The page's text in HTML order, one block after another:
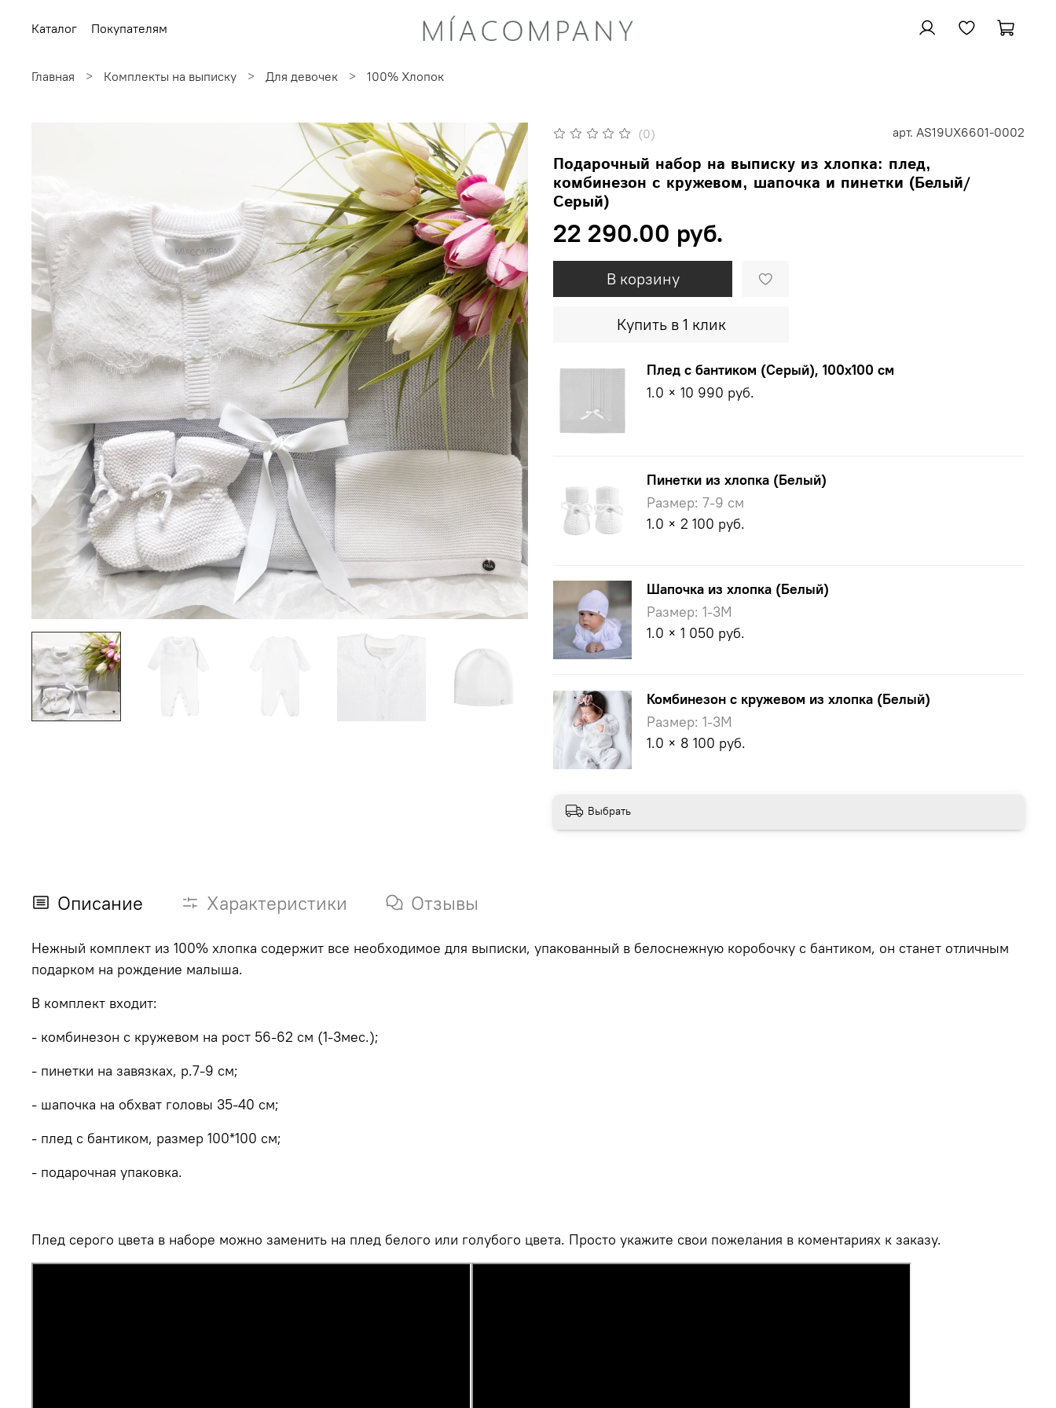
Каталог Покупателям
Главная Комплекты на выписку Для девочек 100% Хлопок
(0) арт. AS19UX6601-0002
Подарочный набор на выписку из хлопка: плед,
комбинезон с кружевом, шапочка и пинетки (Белый/
Серый)
22 290.00 руб.
В корзину
Купить в 1 клик
Плед с бантиком (Серый), 100х100 см
1.0 × 10 990 руб.
Пинетки из хлопка (Белый)
Размер: 7-9 см
1.0 × 2 100 руб.
Шапочка из хлопка (Белый)
Размер: 1-3M
1.0 × 1 050 руб.
Комбинезон с кружевом из хлопка (Белый)
Размер: 1-3M
1.0 × 8 100 руб.
Выбрать
Описание Характеристики Отзывы
Нежный комплект из 100% хлопка содержит все необходимое для выписки, упакованный в белоснежную коробочку с бантиком, он станет отличным
подарком на рождение малыша.
В комплект входит:
- комбинезон с кружевом на рост 56-62 см (1-3мес.);
- пинетки на завязках, р.7-9 см;
- шапочка на обхват головы 35-40 см;
- плед с бантиком, размер 100*100 см;
- подарочная упаковка.
Плед серого цвета в наборе можно заменить на плед белого или голубого цвета. Просто укажите свои пожелания в коментариях к заказу.